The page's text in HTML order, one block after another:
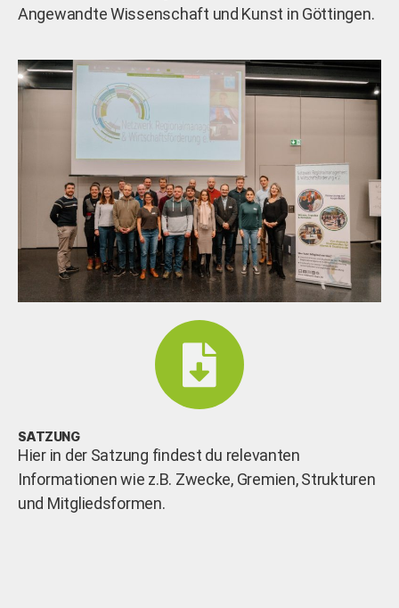
Angewandte Wissenschaft und Kunst in Göttingen.
SATZUNG
Hier in der Satzung findest du relevanten
Informationen wie z.B. Zwecke, Gremien, Strukturen
und Mitgliedsformen.